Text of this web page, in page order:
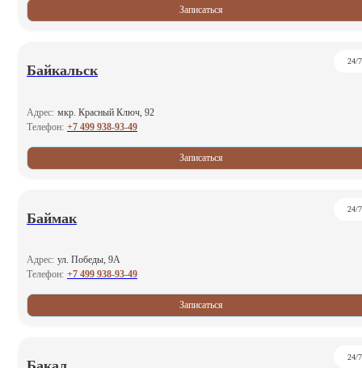
Записаться
Байкальск
24/7
Адрес: мкр. Красный Ключ, 92
Телефон: +7 499 938-93-49
Записаться
Баймак
24/7
Адрес: ул. Победы, 9А
Телефон: +7 499 938-93-49
Записаться
24/7